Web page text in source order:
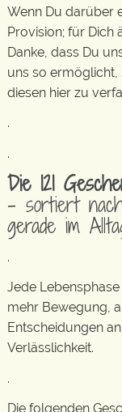
Wenn Du darüber
Provision; für Dich
Danke, dass Du
uns so
diesen hier zu
.
.
Die 121
– sortiert
gerade im
.
Jede
mehr Bewegung,
Entscheidungen
Verlässlichkeit.
.
Die folgenden